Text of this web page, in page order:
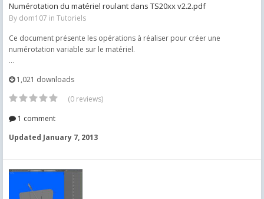
Numérotation du matériel roulant dans TS20xx v2.2.pdf
By dom107 in Tutoriels
Ce document présente les opérations à réaliser pour créer une
numérotation variable sur le matériel.
...
1,021 downloads
(0 reviews)
1 comment
Updated January 7, 2013